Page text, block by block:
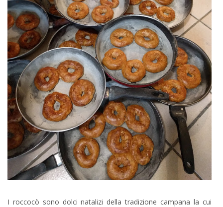
I roccocò sono dolci natalizi della tradizione campana la cui